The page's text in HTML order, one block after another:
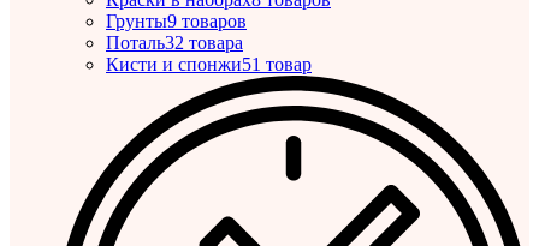
Грунты9 товаров
Поталь32 товара
Кисти и спонжи51 товар